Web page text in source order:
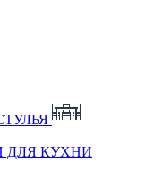
ДЛЯ КУХНИ